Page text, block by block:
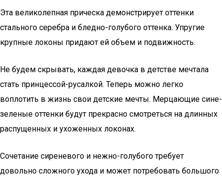
Эта великолепная прическа демонстрирует оттенки
стального серебра и бледно-голубого оттенка. Упругие
крупные локоны придают ей объем и подвижность.
Не будем скрывать, каждая девочка в детстве мечтала
стать принцессой-русалкой. Теперь можно легко
воплотить в жизнь свои детские мечты. Мерцающие сине-
зеленые оттенки будут прекрасно смотреться на длинных
распущенных и ухоженных локонах.
Сочетание сиреневого и нежно-голубого требует
довольно сложного ухода и может потребовать большого